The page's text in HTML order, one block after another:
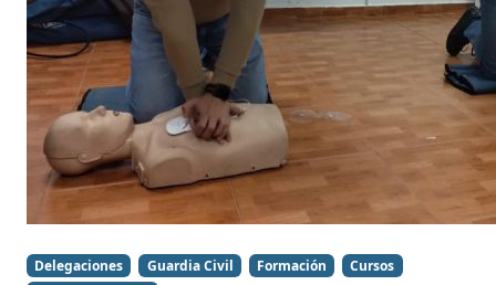
Delegaciones Guardia Civil Formación
Cursos